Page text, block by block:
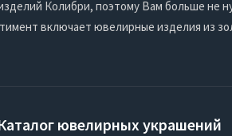
Колибри, поэтому Вам больше не
включает ювелирные изделия из
ювелирных украшений